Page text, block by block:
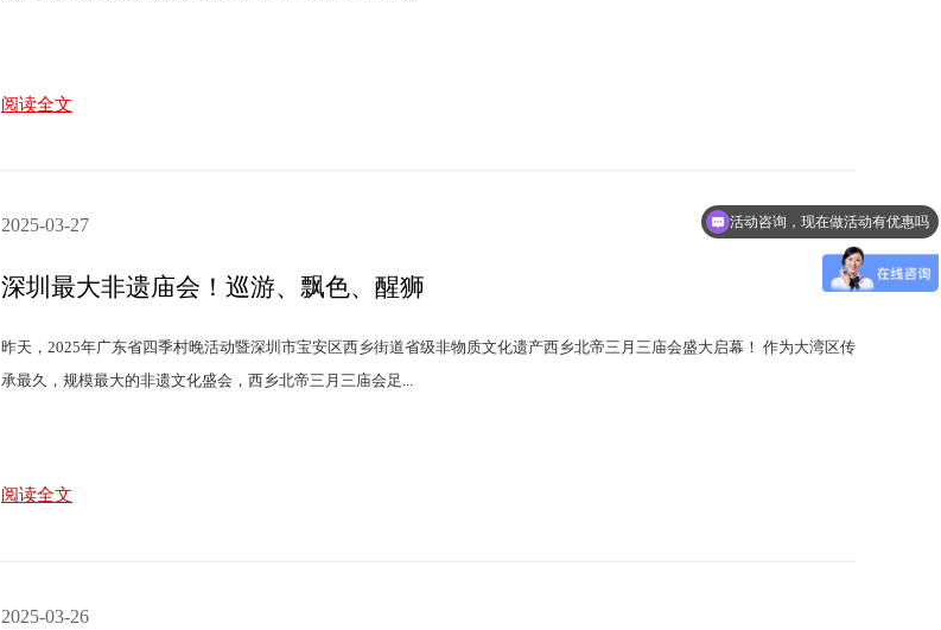
阅读全文
2025-03-27
深圳最大非遗庙会！巡游、飘色、醒狮
昨天，2025年广东省四季村晚活动暨深圳市宝安区西乡街道省级非物质文化遗产西乡北帝三月三庙会盛大启幕！ 作为大湾区传
承最久，规模最大的非遗文化盛会，西乡北帝三月三庙会足...
阅读全文
2025-03-26
我要做活动，加微信详聊